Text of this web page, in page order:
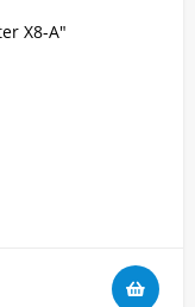
X8-A"